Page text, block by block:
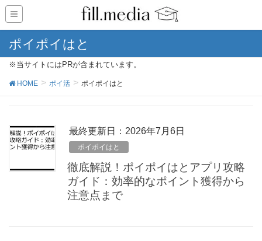
ポイポイはと
※当サイトにはPRが含まれています。
HOME ポイ活 ポイポイはと
最終更新日：2026年7月6日
ポイポイはと
徹底解説！ポイポイはとアプリ攻略
ガイド：効率的なポイント獲得から
注意点まで